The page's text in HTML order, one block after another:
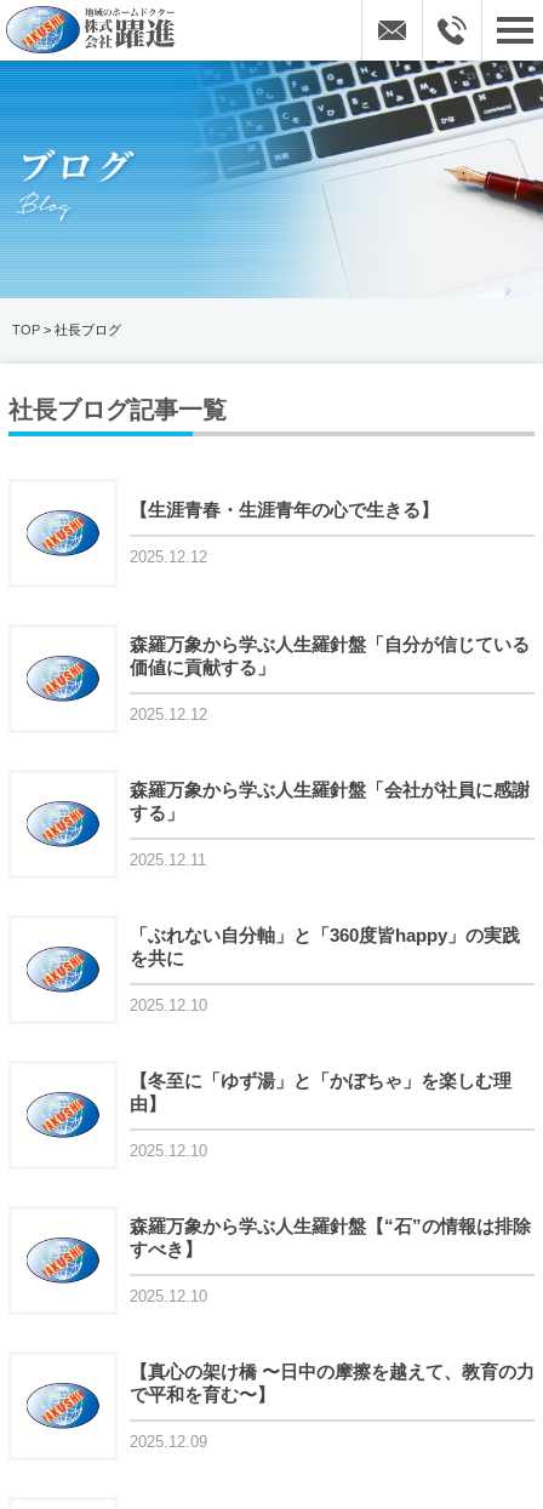
TOP > 社長ブログ
社長ブログ記事一覧
【生涯青春・生涯青年の心で生きる】
2025.12.12
森羅万象から学ぶ人生羅針盤「自分が信じている
価値に貢献する」
2025.12.12
森羅万象から学ぶ人生羅針盤「会社が社員に感謝
する」
2025.12.11
「ぶれない自分軸」と「360度皆happy」の実践
を共に
2025.12.10
【冬至に「ゆず湯」と「かぼちゃ」を楽しむ理
由】
2025.12.10
森羅万象から学ぶ人生羅針盤【“石”の情報は排除
すべき】
2025.12.10
【真心の架け橋 〜日中の摩擦を越えて、教育の力
で平和を育む〜】
2025.12.09